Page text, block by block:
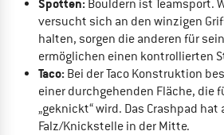
Spotten:Bouldern ist Teamsport.
versucht sich an den winzigen
halten, sorgen die anderen für
ermöglichen einen kontrollierten
Taco:Bei der Taco Konstruktion
einer durchgehenden Fläche, die
„geknickt“ wird. Das Crashpad hat
Falz/Knickstelle in der Mitte.